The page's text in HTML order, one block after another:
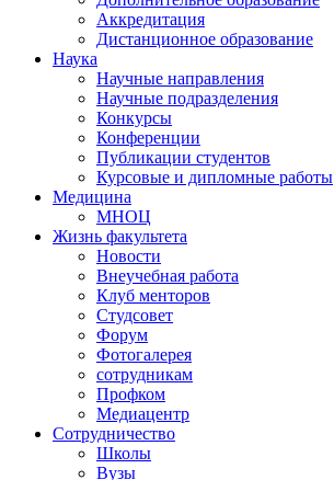
Аккредитация
Дистанционное образование
Наука
Научные направления
Научные подразделения
Конкурсы
Конференции
Публикации студентов
Курсовые и дипломные работы
Медицина
МНОЦ
Жизнь факультета
Новости
Внеучебная работа
Клуб менторов
Студсовет
Форум
Фотогалерея
сотрудникам
Профком
Медиацентр
Сотрудничество
Школы
Вузы